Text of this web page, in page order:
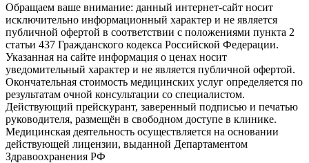
Обращаем ваше внимание: данный интернет-сайт носит
исключительно информационный характер и не является
публичной офертой в соответствии с положениями пункта 2
статьи 437 Гражданского кодекса Российской Федерации.
Указанная на сайте информация о ценах носит
уведомительный характер и не является публичной офертой.
Окончательная стоимость медицинских услуг определяется по
результатам очной консультации со специалистом.
Действующий прейскурант, заверенный подписью и печатью
руководителя, размещён в свободном доступе в клинике.
Медицинская деятельность осуществляется на основании
действующей лицензии, выданной Департаментом
Здравоохранения РФ